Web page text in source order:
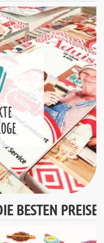
BESTEN PREISE